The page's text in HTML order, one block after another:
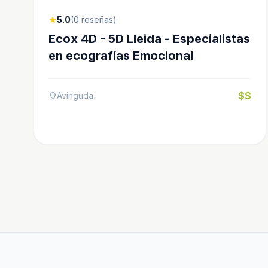
star5.0(0 reseñas)
Ecox 4D - 5D Lleida - Especialistas
en ecografías Emocional
location_onAvinguda $$